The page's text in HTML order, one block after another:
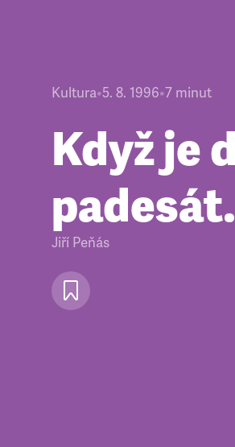
Kultura•5. 8. 1996•7 minut
Když je
Jiří Peňás